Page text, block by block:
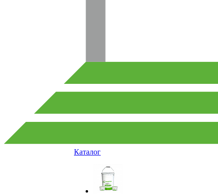
Каталог